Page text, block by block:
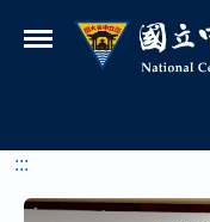
國立中央大
:::